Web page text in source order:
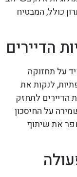
כולל, המבטיח
הדיירים
על תחזוקה
לנקות את
הדיירים לתחזק
על החיסכון
את שיתוף